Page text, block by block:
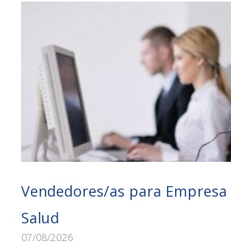
Vendedores/as para Empresa
Salud
07/08/2026